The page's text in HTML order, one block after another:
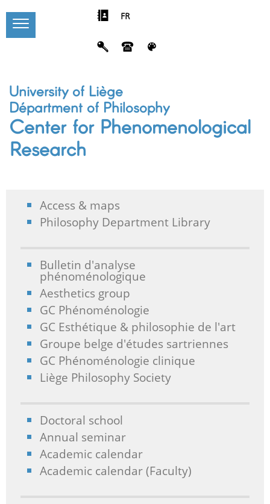
FR
University of Liège
Départment of Philosophy
Center for Phenomenological
Research
Access & maps
Philosophy Department Library
Bulletin d'analyse
phénoménologique
Aesthetics group
GC Phénoménologie
GC Esthétique & philosophie de l'art
Groupe belge d'études sartriennes
GC Phénoménologie clinique
Liège Philosophy Society
Doctoral school
Annual seminar
Academic calendar
Academic calendar (Faculty)